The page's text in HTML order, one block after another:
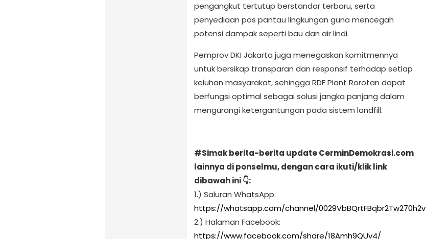
pengangkut tertutup berstandar terbaru, serta
penyediaan pos pantau lingkungan guna mencegah
potensi dampak seperti bau dan air lindi.
Pemprov DKI Jakarta juga menegaskan komitmennya
untuk bersikap transparan dan responsif terhadap setiap
keluhan masyarakat, sehingga RDF Plant Rorotan dapat
berfungsi optimal sebagai solusi jangka panjang dalam
mengurangi ketergantungan pada sistem landfill.
#Simak berita-berita update CerminDemokrasi.com
lainnya di ponselmu, dengan cara ikuti/klik link
dibawah ini 👇:
1.) Saluran WhatsApp:
https://whatsapp.com/channel/0029VbBQrtFBqbr2Tw270h2v
2.) Halaman Facebook:
https://www.facebook.com/share/18Amh9QUv4/